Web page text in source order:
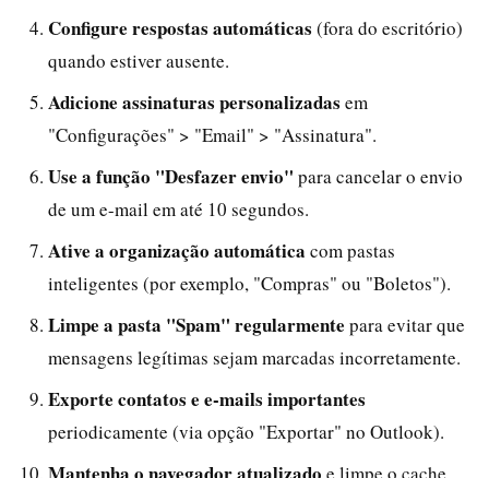
Configure respostas automáticas (fora do escritório)
quando estiver ausente.
Adicione assinaturas personalizadas em
"Configurações" > "Email" > "Assinatura".
Use a função "Desfazer envio" para cancelar o envio
de um e-mail em até 10 segundos.
Ative a organização automática com pastas
inteligentes (por exemplo, "Compras" ou "Boletos").
Limpe a pasta "Spam" regularmente para evitar que
mensagens legítimas sejam marcadas incorretamente.
Exporte contatos e e-mails importantes
periodicamente (via opção "Exportar" no Outlook).
e limpe o cache